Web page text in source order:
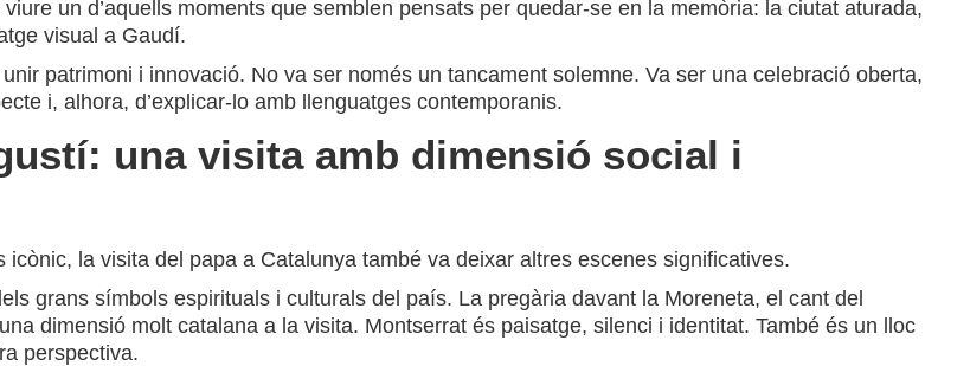
un d’aquells moments que semblen pensats per quedar-se en la memòria: la ciutat aturada,
visual a Gaudí.
patrimoni i innovació. No va ser només un tancament solemne. Va ser una celebració oberta,
i, alhora, d’explicar-lo amb llenguatges contemporanis.
una visita amb dimensió social i
la visita del papa a Catalunya també va deixar altres escenes significatives.
grans símbols espirituals i culturals del país. La pregària davant la Moreneta, el cant del
dimensió molt catalana a la visita. Montserrat és paisatge, silenci i identitat. També és un lloc
perspectiva.